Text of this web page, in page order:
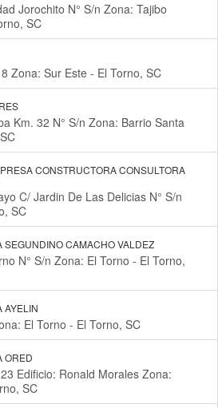
Jorochito N° S/n Zona: Tajibo
SC
Zona: Sur Este - El Torno, SC
Km. 32 N° S/n Zona: Barrio Santa
CONSTRUCTORA CONSULTORA
C/ Jardin De Las Delicias N° S/n
SC
SEGUNDINO CAMACHO VALDEZ
N° S/n Zona: El Torno - El Torno,
AYELIN
El Torno - El Torno, SC
ORED
Edificio: Ronald Morales Zona:
SC